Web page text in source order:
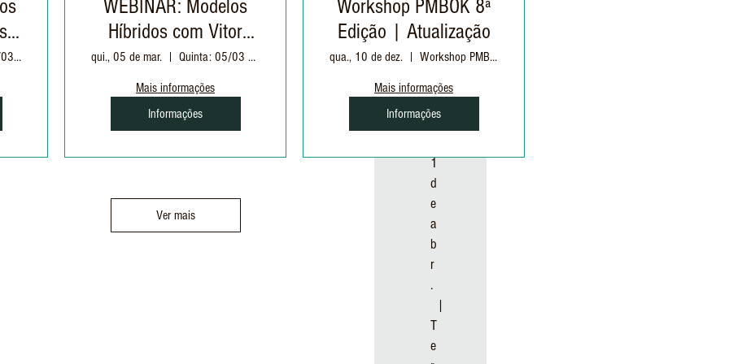
t
e
r
.
,
1
d
e
a
b
r
.
  |
T
e
Sábado: 21/03 às 09h
WEBINAR: Modelos
Híbridos com Vitor
Massari
qui., 05 de mar. Quinta: 05/03 às 20h
Mais informações
Informações
Workshop PMBOK 8ª
Edição | Atualização
qua., 10 de dez. Workshop PMBOK8 : 10 e 11/12 | 19h as 22h30
Mais informações
Informações
Ver mais